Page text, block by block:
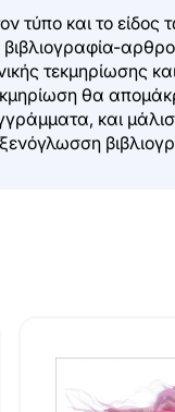
τύπο και το είδος
τεκμηρίωσης
θα
και
ξενόγλωσση